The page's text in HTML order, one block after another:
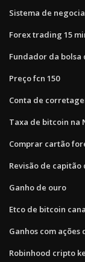
Sistema de
Forex trading 15
Fundador da
Preço fcn 150
Conta de
Taxa de bitcoin na
Comprar cartão
Revisão de
Ganho de ouro
Etco de bitcoin
Ganhos com ações
Robinhood cripto